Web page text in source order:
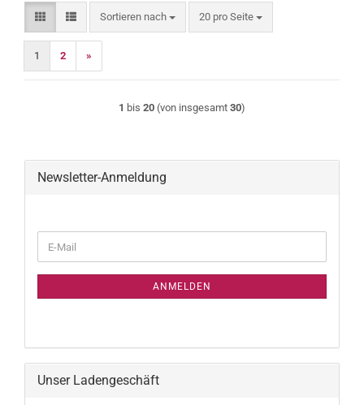
Sortieren nach
Sortieren nach 20 pro Seite
pro Seite
1 2 »
1 bis 20 (von insgesamt 30)
Newsletter-Anmeldung
ZUR
E-
Mail
ANMELDEN
Unser Ladengeschäft